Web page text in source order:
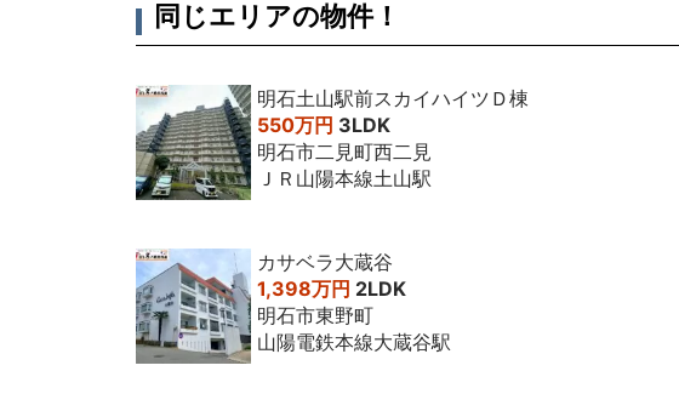
2020年9月
2014年4月
同じエリアの物件！
明石土山駅前スカイハイツＤ棟
550万円 3LDK
明石市二見町西二見
ＪＲ山陽本線土山駅
カサベラ大蔵谷
1,398万円 2LDK
明石市東野町
山陽電鉄本線大蔵谷駅